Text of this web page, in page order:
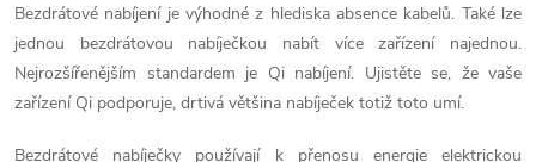
a
c
í
Bezdrátové nabíjení je výhodné z hlediska absence kabelů. Také lze
jednou bezdrátovou nabíječkou nabít více zařízení najednou.
Nejrozšířenějším standardem je Qi nabíjení. Ujistěte se, že vaše
zařízení Qi podporuje, drtivá většina nabíječek totiž toto umí.
Bezdrátové nabíječky používají k přenosu energie elektrickou